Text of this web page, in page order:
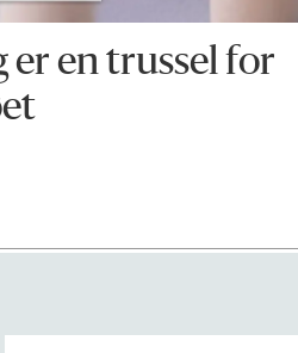
er en trussel for